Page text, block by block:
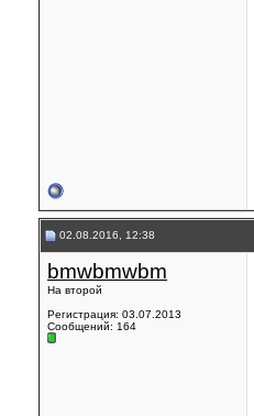
02.08.2016, 12:38
bmwbmwbm
На второй
Регистрация: 03.07.2013
Сообщений: 164